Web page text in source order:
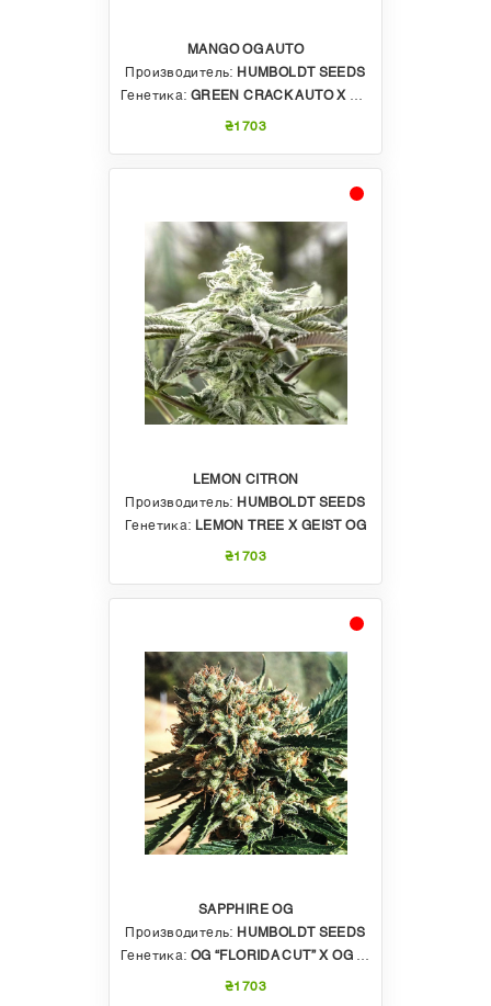
MANGO OG AUTO
Производитель: HUMBOLDT SEEDS
Генетика: GREEN CRACK AUTO X OG KUSH AUTO
₴1703
LEMON CITRON
Производитель: HUMBOLDT SEEDS
Генетика: LEMON TREE X GEIST OG
₴1703
SAPPHIRE OG
Производитель: HUMBOLDT SEEDS
Генетика: OG “FLORIDA CUT” X OG X AFGHAN
₴1703